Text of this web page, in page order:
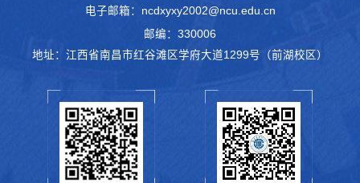
电子邮箱：ncdxyxy2002@ncu.edu.cn
邮编：330006
地址：江西省南昌市红谷滩区学府大道1299号（前湖校区）